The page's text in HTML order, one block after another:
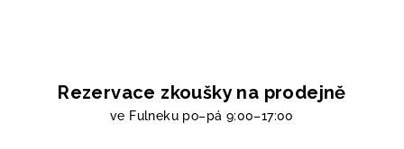
Rezervace zkoušky na prodejně
ve Fulneku po–pá 9:00–17:00